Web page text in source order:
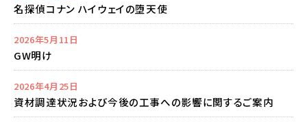
名探偵コナン ハイウェイの堕天使
2026年5月11日
GW明け
2026年4月25日
資材調達状況および今後の工事への影響に関するご案内